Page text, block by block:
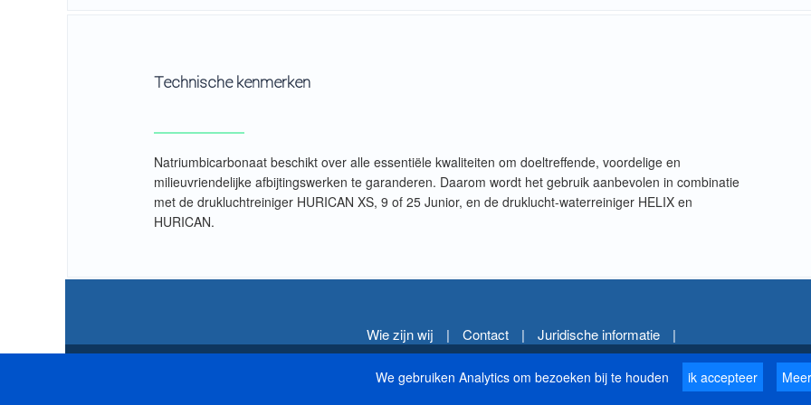
Technische kenmerken
Natriumbicarbonaat beschikt over alle essentiële kwaliteiten om doeltreffende, voordelige en
milieuvriendelijke afbijtingswerken te garanderen. Daarom wordt het gebruik aanbevolen in combinatie
met de drukluchtreiniger HURICAN XS, 9 of 25 Junior, en de druklucht-waterreiniger HELIX en
HURICAN.
Wie zijn wij | Contact | Juridische informatie |
24 000
klanten in Frankrijk
50
50 000
bestellingen/jaar
Experts
30 min
We gebruiken Analytics om bezoeken bij te houden ik accepteer